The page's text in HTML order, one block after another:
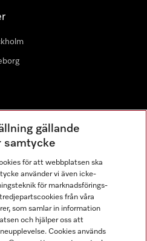
Youtube
gällande
samtycke
för att webbplatsen ska
använder vi även icke-
för marknadsförings-
från våra
som samlar in information
och hjälper oss att
Cookies används